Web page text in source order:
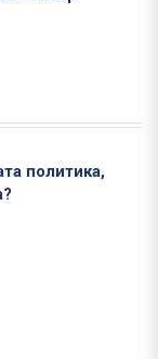
политика,